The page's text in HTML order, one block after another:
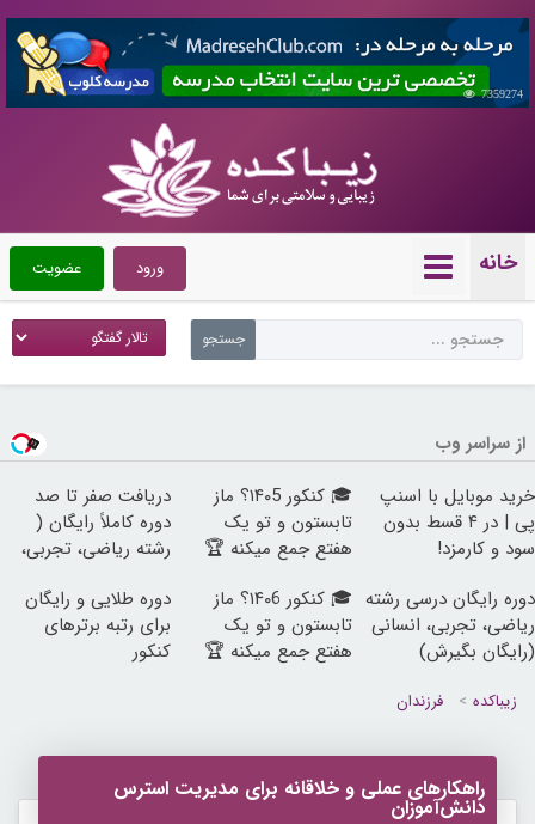
7359274
خانه عضویت ورود
از سراسر وب
خرید موبایل با اسنپ
پی | در ۴ قسط بدون
سود و کارمزد!
🎓 کنکور ۱۴۰5؟ ماز
تابستون و تو یک
هفتع جمع میکنه 🏆
دریافت صفر تا صد
دوره کاملاً رایگان (
رشته ریاضی، تجربی،
دوره رایگان درسی رشته
ریاضی، تجربی، انسانی
(رایگان بگیرش)
🎓 کنکور ۱۴۰6؟ ماز
تابستون و تو یک
هفتع جمع میکنه 🏆
دوره طلایی و رایگان
برای رتبه برترهای
کنکور
زیباکده فرزندان
راهکارهای عملی و خلاقانه برای مدیریت استرس
دانش‌آموزان